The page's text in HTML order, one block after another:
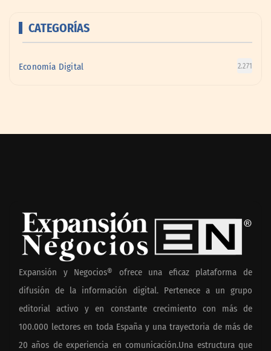
CATEGORÍAS
Economía Digital 2.271
Expansión y Negocios® ofrece una eficaz plataforma de
difusión de la información digital. Pertenece a un grupo
editorial activo y en constante crecimiento con más de
100.000 lectores en toda España y una trayectoria de más de
20 años de experiencia en comunicación.Una estructura que